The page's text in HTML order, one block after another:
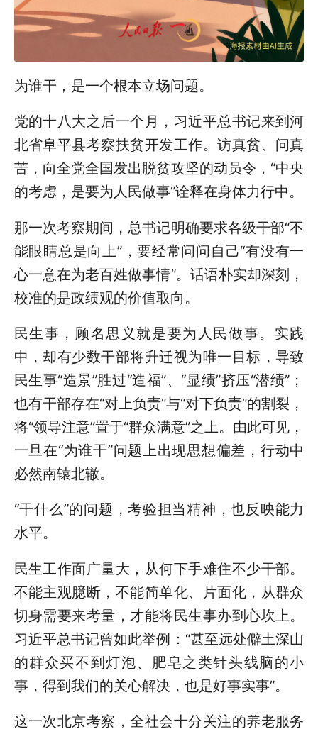
为谁干，是一个根本立场问题。
党的十八大之后一个月，习近平总书记来到河
北省阜平县考察扶贫开发工作。访真贫、问真
苦，向全党全国发出脱贫攻坚的动员令，“中央
的考虑，是要为人民做事”诠释在身体力行中。
那一次考察期间，总书记明确要求各级干部“不
能眼睛总是向上”，要经常问问自己“有没有一
心一意在为老百姓做事情”。话语朴实却深刻，
校准的是政绩观的价值取向。
民生事，顾名思义就是要为人民做事。实践
中，却有少数干部将升迁视为唯一目标，导致
民生事“造景”胜过“造福”、“显绩”挤压“潜绩”；
也有干部存在“对上负责”与“对下负责”的割裂，
将“领导注意”置于“群众满意”之上。由此可见，
一旦在“为谁干”问题上出现思想偏差，行动中
必然南辕北辙。
“干什么”的问题，考验担当精神，也反映能力
水平。
民生工作面广量大，从何下手难住不少干部。
不能主观臆断，不能简单化、片面化，从群众
切身需要来考量，才能将民生事办到心坎上。
习近平总书记曾如此举例：“甚至远处僻土深山
的群众买不到灯泡、肥皂之类针头线脑的小
事，得到我们的关心解决，也是好事实事”。
这一次北京考察，全社会十分关注的养老服务